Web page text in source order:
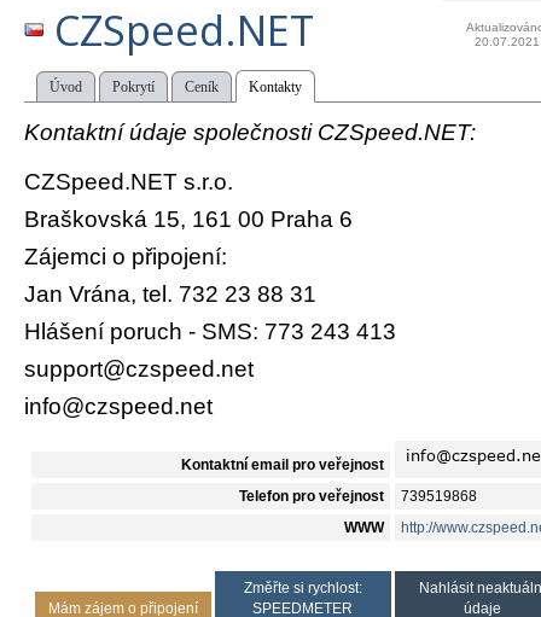
CZSpeed.NET
20.07.2021
Úvod Pokrytí Ceník Kontakty
Kontaktní údaje společnosti CZSpeed.NET:
CZSpeed.NET s.r.o.
Braškovská 15, 161 00 Praha 6
Zájemci o připojení:
Jan Vrána, tel. 732 23 88 31
Hlášení poruch - SMS: 773 243 413
support@czspeed.net
info@czspeed.net
Kontaktní email pro veřejnost
Telefon pro veřejnost 739519868
WWW http://
Mám zájem o připojení
Změřte si rychlost:
SPEEDMETER
Nahlásit
údaje